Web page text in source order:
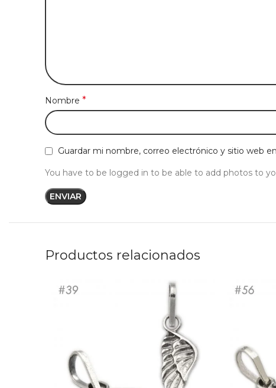
Nombre *
Guardar mi nombre, correo electrónico y sitio web
You have to be logged in to be able to add photos to
Productos relacionados